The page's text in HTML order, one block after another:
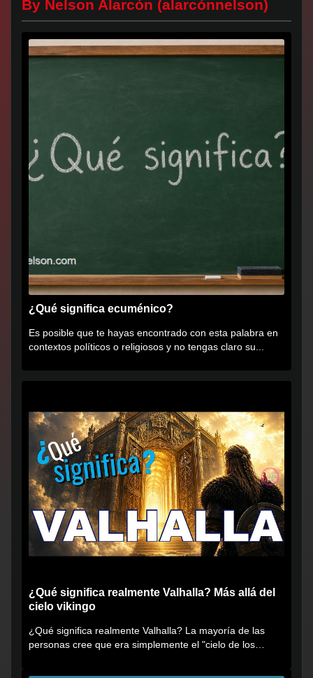
By Nelson Alarcón (alarcónnelson)
¿Qué significa ecuménico?
Es posible que te hayas encontrado con esta palabra en
contextos políticos o religiosos y no tengas claro su...
¿Qué significa realmente Valhalla? Más allá del
cielo vikingo
¿Qué significa realmente Valhalla? La mayoría de las
personas cree que era simplemente el "cielo de los